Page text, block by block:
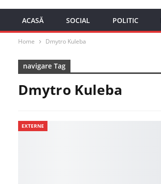
ACASĂ SOCIAL POLITIC
Home Dmytro Kuleba
navigare Tag
Dmytro Kuleba
EXTERNE